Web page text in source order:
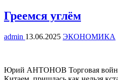
Греемся углём
admin 13.06.2025 ЭКОНОМИКА
Юрий АНТОНОВ Торговая